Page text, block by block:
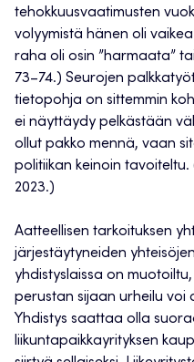
tehokkuusvaatimusten
volyymistä hänen oli
raha oli osin ”harmaata”
73–74.) Seurojen
tietopohja on sittemmin
ei näyttäydy pelkästään
ollut pakko mennä, vaan
politiikan keinoin tavoiteltu.
2023.)
Aatteellisen tarkoituksen
järjestäytyneiden
yhdistyslaissa on
perustan sijaan urheilu voi
Yhdistys saattaa olla
liikuntapaikkayrityksen